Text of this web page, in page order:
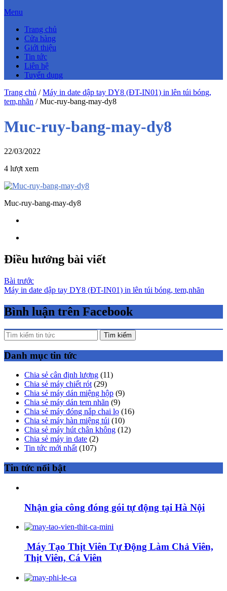
Menu
Trang chủ
Cửa hàng
Giới thiệu
Tin tức
Liên hệ
Tuyển dụng
Trang chủ /Máy in date dập tay DY8 (ĐT-IN01) in lên túi bóng,
tem,nhãn /Muc-ruy-bang-may-dy8
Muc-ruy-bang-may-dy8
22/03/2022
4 lượt xem
Muc-ruy-bang-may-dy8
Điều hướng bài viết
Bài trước
Máy in date dập tay DY8 (ĐT-IN01) in lên túi bóng, tem,nhãn
Bình luận trên Facebook
Tìm kiếm
Danh mục tin tức
Chia sẻ cân định lượng (11)
Chia sẻ máy chiết rót (29)
Chia sẻ máy dán miệng hộp (9)
Chia sẻ máy dán tem nhãn (9)
Chia sẻ máy đóng nắp chai lọ (16)
Chia sẻ máy hàn miệng túi (10)
Chia sẻ máy hút chân không (12)
Chia sẻ máy in date (2)
Tin tức mới nhất (107)
Tin tức nổi bật
Nhận gia công đóng gói tự động tại Hà Nội
Máy Tạo Thịt Viên Tự Động Làm Chả Viên,
Thịt Viên, Cá Viên